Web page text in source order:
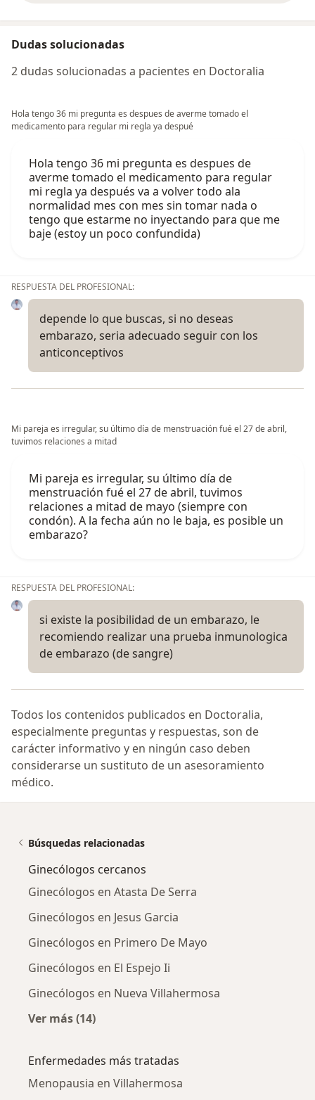
Dudas solucionadas
2 dudas solucionadas a pacientes en Doctoralia
Hola tengo 36 mi pregunta es despues de averme tomado el
medicamento para regular mi regla ya despué
Hola tengo 36 mi pregunta es despues de
averme tomado el medicamento para regular
mi regla ya después va a volver todo ala
normalidad mes con mes sin tomar nada o
tengo que estarme no inyectando para que me
baje (estoy un poco confundida)
RESPUESTA DEL PROFESIONAL:
depende lo que buscas, si no deseas
embarazo, seria adecuado seguir con los
anticonceptivos
Mi pareja es irregular, su último día de menstruación fué el 27 de abril,
tuvimos relaciones a mitad
Mi pareja es irregular, su último día de
menstruación fué el 27 de abril, tuvimos
relaciones a mitad de mayo (siempre con
condón). A la fecha aún no le baja, es posible un
embarazo?
RESPUESTA DEL PROFESIONAL:
si existe la posibilidad de un embarazo, le
recomiendo realizar una prueba inmunologica
de embarazo (de sangre)
Todos los contenidos publicados en Doctoralia,
especialmente preguntas y respuestas, son de
carácter informativo y en ningún caso deben
considerarse un sustituto de un asesoramiento
médico.
Búsquedas relacionadas
Ginecólogos cercanos
Ginecólogos en Atasta De Serra
Ginecólogos en Jesus Garcia
Ginecólogos en Primero De Mayo
Ginecólogos en El Espejo Ii
Ginecólogos en Nueva Villahermosa
Ver más (14)
Enfermedades más tratadas
Menopausia en Villahermosa